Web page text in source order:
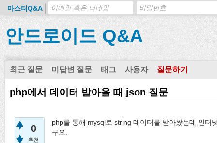
마스터Q&A
안드로이드 Q&A
최근 질문 미답변 질문 태그 사용자 질문하기
php에서 데이터 받아올 때 json 질문
0
추천
php를 통해 mysql로 string 데이터를 받아왔는데 인터
구요.